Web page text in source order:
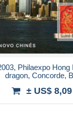
Philaexpo Hong
dragon, Concorde,
± US$ 8,09